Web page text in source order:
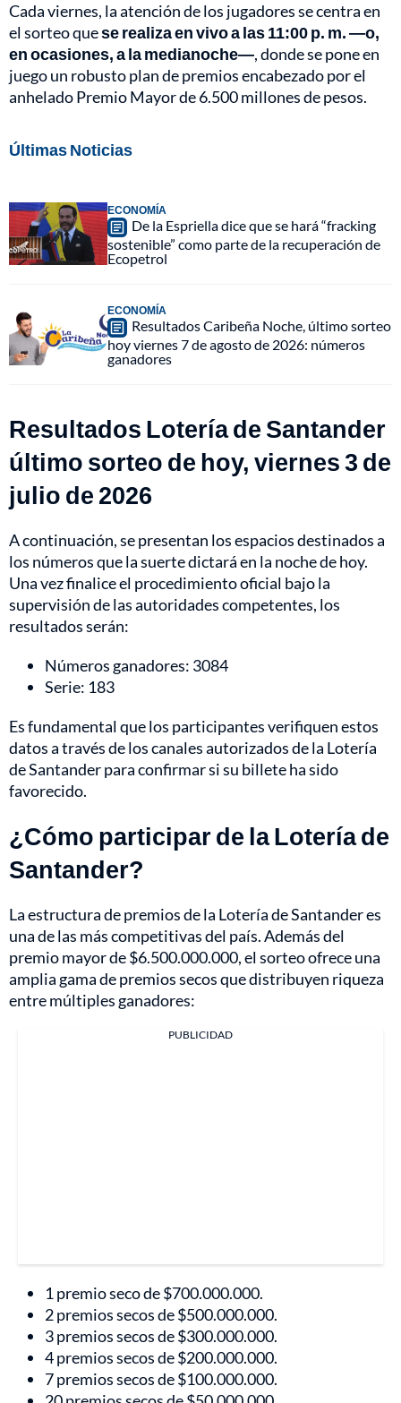
Cada viernes, la atención de los jugadores se centra en
el sorteo quese realiza en vivo a las 11:00 p. m. —o,
en ocasiones, a la medianoche—, donde se pone en
juego un robusto plan de premios encabezado por el
anhelado Premio Mayor de 6.500 millones de pesos.
Últimas Noticias
ECONOMÍA
De la Espriella dice que se hará “fracking
sostenible” como parte de la recuperación de
Ecopetrol
ECONOMÍA
Resultados Caribeña Noche, último sorteo
hoy viernes 7 de agosto de 2026: números
ganadores
Resultados Lotería de Santander
último sorteo de hoy, viernes 3 de
julio de 2026
A continuación, se presentan los espacios destinados a
los números que la suerte dictará en la noche de hoy.
Una vez finalice el procedimiento oficial bajo la
supervisión de las autoridades competentes, los
resultados serán:
Números ganadores: 3084
Serie: 183
Es fundamental que los participantes verifiquen estos
datos a través de los canales autorizados de la Lotería
de Santander para confirmar si su billete ha sido
favorecido.
¿Cómo participar de la Lotería de
Santander?
La estructura de premios de la Lotería de Santander es
una de las más competitivas del país. Además del
premio mayor de $6.500.000.000, el sorteo ofrece una
amplia gama de premios secos que distribuyen riqueza
entre múltiples ganadores:
PUBLICIDAD
1 premio seco de $700.000.000.
2 premios secos de $500.000.000.
3 premios secos de $300.000.000.
4 premios secos de $200.000.000.
7 premios secos de $100.000.000.